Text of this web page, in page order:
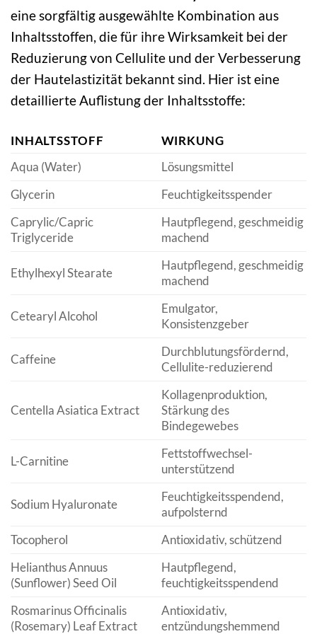
eine sorgfältig ausgewählte Kombination aus
Inhaltsstoffen, die für ihre Wirksamkeit bei der
Reduzierung von Cellulite und der Verbesserung
der Hautelastizität bekannt sind. Hier ist eine
detaillierte Auflistung der Inhaltsstoffe:
INHALTSSTOFF
WIRKUNG
Aqua (Water)
Lösungsmittel
Glycerin
Feuchtigkeitsspender
Caprylic/Capric
Triglyceride
Hautpflegend, geschmeidig
machend
Ethylhexyl Stearate
Hautpflegend, geschmeidig
machend
Cetearyl Alcohol
Emulgator,
Konsistenzgeber
Caffeine
Durchblutungsfördernd,
Cellulite-reduzierend
Centella Asiatica Extract
Kollagenproduktion,
Stärkung des
Bindegewebes
L-Carnitine
Fettstoffwechsel-
unterstützend
Sodium Hyaluronate
Feuchtigkeitsspendend,
aufpolsternd
Tocopherol
Antioxidativ, schützend
Helianthus Annuus
(Sunflower) Seed Oil
Hautpflegend,
feuchtigkeitsspendend
Rosmarinus Officinalis
(Rosemary) Leaf Extract
Antioxidativ,
entzündungshemmend